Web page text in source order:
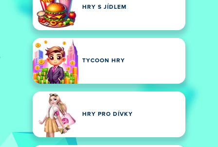
HRY S JÍDLEM
TYCOON HRY
HRY PRO DÍVKY